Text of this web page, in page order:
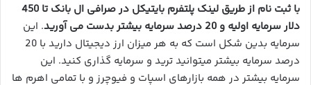
با ثبت نام از طریق لینک پلتفرم بایتیکل در صرافی ال بانک تا 450
دلار سرمایه اولیه و 20 درصد سرمایه بیشتر بدست می آورید
. این
سرمایه بدین شکل است که به هر میزان ارز دیجیتال دارید با 20
درصد سرمایه بیشتر میتوانید ترید و سرمایه گذاری کنید. این
سرمایه بیشتر در همه بازارهای اسپات و فیوچرز و با تمامی اهرم ها